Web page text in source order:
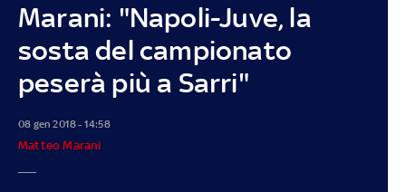
Marani: "Napoli-Juve, la
sosta del campionato
peserà più a Sarri"
08 gen 2018 - 14:58
Matteo Marani